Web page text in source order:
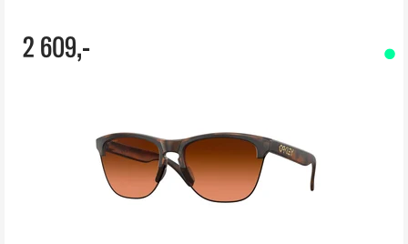
2 609,-